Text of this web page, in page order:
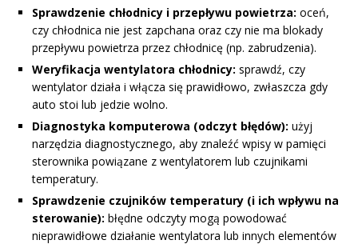
Sprawdzenie chłodnicy i przepływu powietrza: oceń,
czy chłodnica nie jest zapchana oraz czy nie ma blokady
przepływu powietrza przez chłodnicę (np. zabrudzenia).
Weryfikacja wentylatora chłodnicy: sprawdź, czy
wentylator działa i włącza się prawidłowo, zwłaszcza gdy
auto stoi lub jedzie wolno.
Diagnostyka komputerowa (odczyt błędów): użyj
narzędzia diagnostycznego, aby znaleźć wpisy w pamięci
sterownika powiązane z wentylatorem lub czujnikami
temperatury.
Sprawdzenie czujników temperatury (i ich wpływu na
sterowanie): błędne odczyty mogą powodować
nieprawidłowe działanie wentylatora lub innych elementów